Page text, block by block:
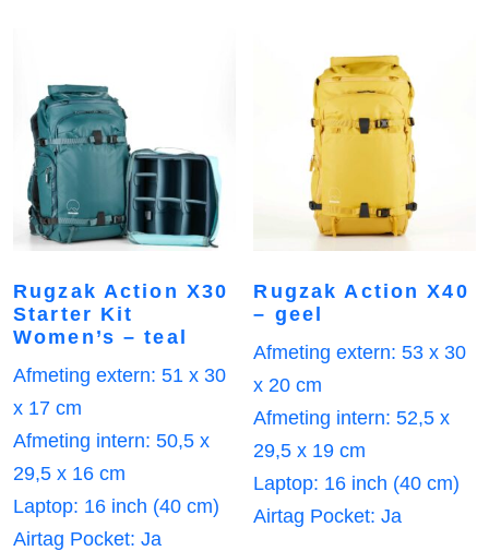
Rugzak Action X30
Starter Kit
Women’s – teal
Afmeting extern: 51 x 30
x 17 cm
Afmeting intern: 50,5 x
29,5 x 16 cm
Laptop: 16 inch (40 cm)
Airtag Pocket: Ja
Rugzak Action X40
– geel
Afmeting extern: 53 x 30
x 20 cm
Afmeting intern: 52,5 x
29,5 x 19 cm
Laptop: 16 inch (40 cm)
Airtag Pocket: Ja